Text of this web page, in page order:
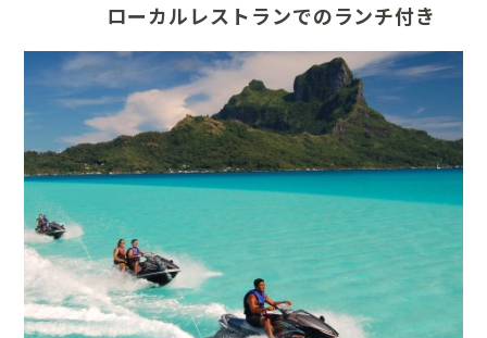
ローカルレストランでのランチ付き